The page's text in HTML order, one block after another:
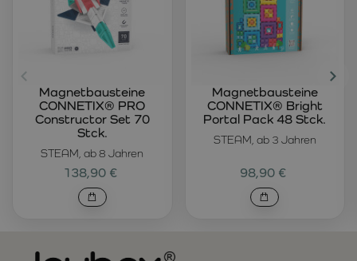
STEAM, ab 8 Jahren
Magnetbausteine
CONNETIX® PRO
Constructor Set 70
Stck.
138,90 €
STEAM, ab 3 Jahren
Magnetbausteine
CONNETIX® Bright
Portal Pack 48 Stck.
98,90 €